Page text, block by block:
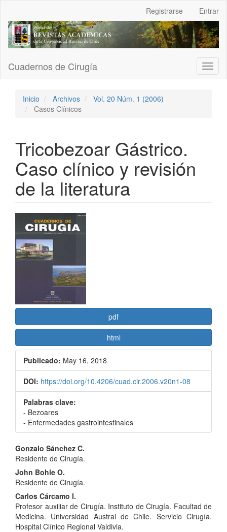
Contenido
principal
Barra
Registrarse Entrar
Cuadernos de Cirugía
Inicio Archivos
Vol. 20 Núm. 1 (2006)
Casos Clínicos
Tricobezoar Gástrico.
Caso clínico y revisión
de la literatura
Barra
lateral
del
artículo
pdf
html
Publicado: May 16, 2018
DOI: https://doi.org/10.4206/cuad.cir.2006.v20n1-08
Palabras clave:
- Bezoares
- Enfermedades gastrointestinales
Contenido
principal
del
artículo
Gonzalo Sánchez C.
Residente de Cirugía.
John Bohle O.
Residente de Cirugía.
Carlos Cárcamo I.
Profesor auxiliar de Cirugía. Instituto de Cirugía. Facultad de
Medicina. Universidad Austral de Chile. Servicio Cirugía.
Hospital Clínico Regional Valdivia.